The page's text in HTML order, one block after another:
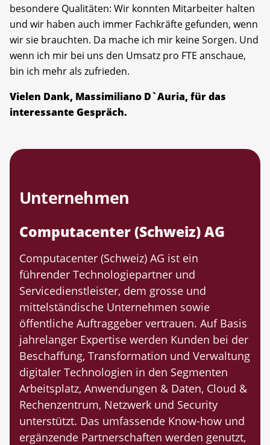
besondere Qualitäten: Wir konnten Mitarbeiter halten
und wir haben auch immer Fachkräfte gefunden, wenn
wir sie brauchten. Da mache ich mir keine Sorgen. Und
wenn ich mir bei uns den Umsatz pro FTE anschaue,
bin ich mehr als zufrieden.
Vielen Dank, Massimiliano D`Auria, für das
interessante Gespräch.
Unternehmen
Computacenter (Schweiz) AG
Computacenter (Schweiz) AG ist ein
führender Technologiepartner und
Servicedienstleister, dem grosse und
mittelständische Unternehmen sowie
öffentliche Auftraggeber vertrauen. Auf Basis
jahrelanger Expertise werden Kunden bei der
Beschaffung, Transformation und Verwaltung
digitaler Technologien in den Segmenten
Arbeitsplatz, Anwendungen & Daten, Cloud &
Rechenzentrum, Netzwerk und Security
unterstützt. Das umfassende Know-how und
ergänzende Partnerschaften werden genutzt,